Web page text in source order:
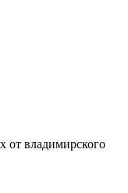
от владимирского